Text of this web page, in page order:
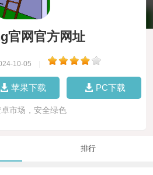
官网官方网址
10-05
苹果下载 PC下载
市场，安全绿色
排行